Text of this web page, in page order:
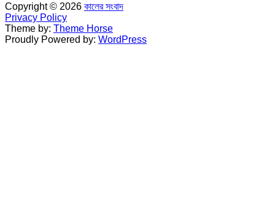
Copyright © 2026 কালের সংবাদ
Privacy Policy
Theme by: Theme Horse
Proudly Powered by: WordPress